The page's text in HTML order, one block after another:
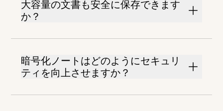
大容量の文書も安全に保存できます
か？
暗号化ノートはどのようにセキュリ
ティを向上させますか？